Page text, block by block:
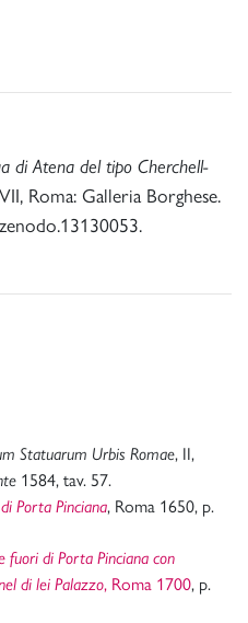
di Atena del tipo Cherchell-
Roma: Galleria Borghese.
Statuarum Urbis Romae, II,
1584, tav. 57.
Porta Pinciana, Roma 1650, p.
fuori di Porta Pinciana con
di lei Palazzo, Roma 1700, p.